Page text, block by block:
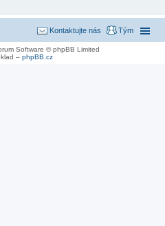
Tým
Kontaktujte nás
Software © phpBB Limited
– phpBB.cz